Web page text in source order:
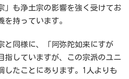
」も浄土宗の影響を強く受けてお
を持っています。
と同様に、「阿弥陀如来にすが
指していますが、この宗派のユニ
したことにあります。1人よりも